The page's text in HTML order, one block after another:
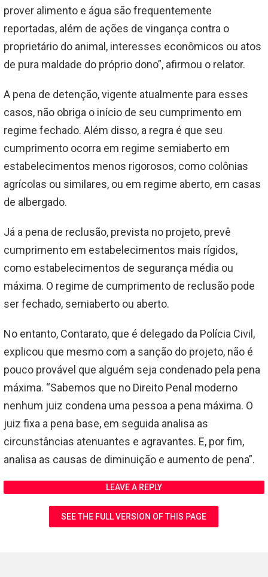
prover alimento e água são frequentemente
reportadas, além de ações de vingança contra o
proprietário do animal, interesses econômicos ou atos
de pura maldade do próprio dono”, afirmou o relator.
A pena de detenção, vigente atualmente para esses
casos, não obriga o início de seu cumprimento em
regime fechado. Além disso, a regra é que seu
cumprimento ocorra em regime semiaberto em
estabelecimentos menos rigorosos, como colônias
agrícolas ou similares, ou em regime aberto, em casas
de albergado.
Já a pena de reclusão, prevista no projeto, prevê
cumprimento em estabelecimentos mais rígidos,
como estabelecimentos de segurança média ou
máxima. O regime de cumprimento de reclusão pode
ser fechado, semiaberto ou aberto.
No entanto, Contarato, que é delegado da Polícia Civil,
explicou que mesmo com a sanção do projeto, não é
pouco provável que alguém seja condenado pela pena
máxima. “Sabemos que no Direito Penal moderno
nenhum juiz condena uma pessoa a pena máxima. O
juiz fixa a pena base, em seguida analisa as
circunstâncias atenuantes e agravantes. E, por fim,
analisa as causas de diminuição e aumento de pena”.
LEAVE A REPLY
SEE THE FULL VERSION OF THIS PAGE